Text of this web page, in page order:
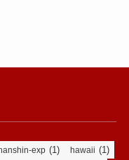
exp (1) hawaii (1)